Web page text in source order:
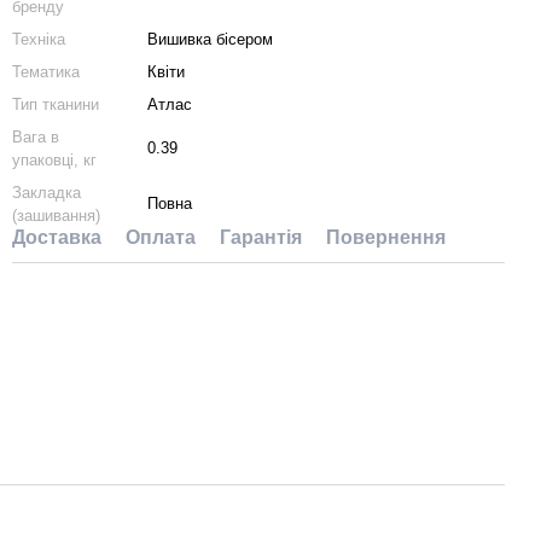
бренду
Техніка
Вишивка бісером
Тематика
Квіти
Тип тканини
Атлас
Вага в
упаковці, кг
0.39
Закладка
(зашивання)
Повна
Доставка Оплата Гарантія Повернення